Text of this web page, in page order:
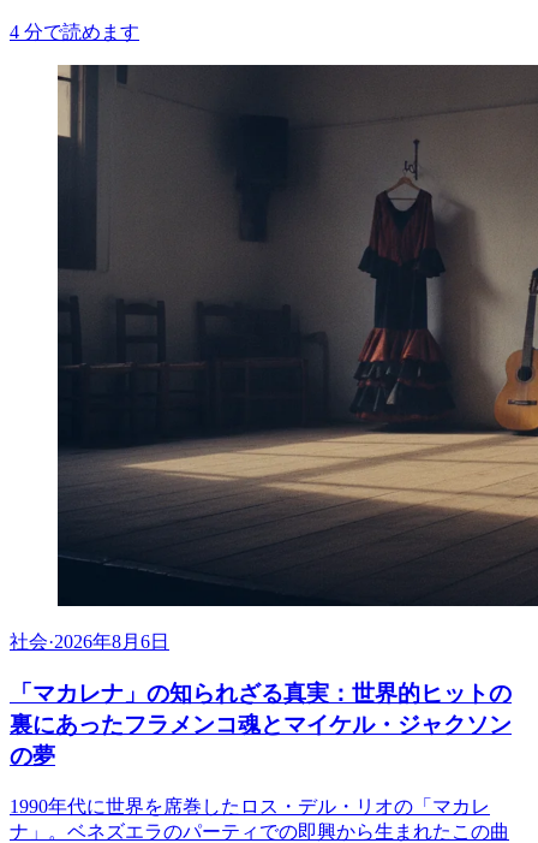
4 分で読めます
社会·2026年8月6日
「マカレナ」の知られざる真実：世界的ヒットの
裏にあったフラメンコ魂とマイケル・ジャクソン
の夢
1990年代に世界を席巻したロス・デル・リオの「マカレ
ナ」。ベネズエラのパーティでの即興から生まれたこの曲